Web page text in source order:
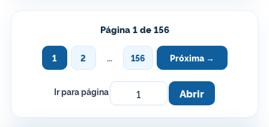
Página 1 de 156
1 2 … 156 Próxima →
Ir para página Abrir